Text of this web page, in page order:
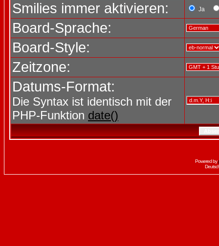
Smilies immer aktivieren: Ja
Board-Sprache:
Board-Style:
Zeitzone:
Datums-Format:
Die Syntax ist identisch mit der
PHP-Funktion date()
Powered by